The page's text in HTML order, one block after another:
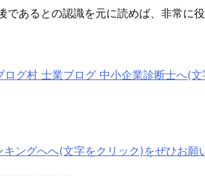
であるとの認識を元に読めば、非常に
ログ村 士業ブログ 中小企業診断士へ(
キングへへ(文字をクリック)をぜひお願